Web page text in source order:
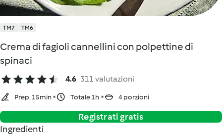
TM7 TM6
Crema di fagioli cannellini con polpettine di
spinaci
4.6 311 valutazioni
Prep. 15min Totale 1h 4 porzioni
Registrati gratis
Ingredienti